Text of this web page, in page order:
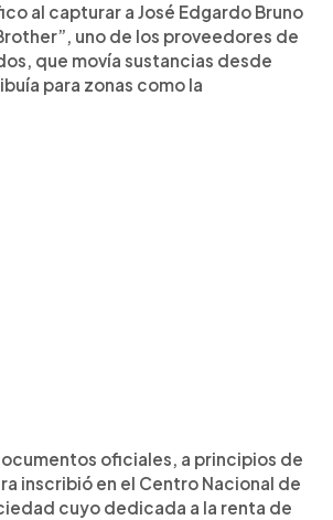
al capturar a José Edgardo Bruno
uno de los proveedores de
que movía sustancias desde
para zonas como la
oficiales, a principios de
inscribió en el Centro Nacional de
cuyo dedicada a la renta de